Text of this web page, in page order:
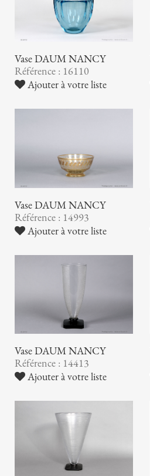
Vase DAUM NANCY
Référence : 16110
Ajouter à votre liste
Vase DAUM NANCY
Référence : 14993
Ajouter à votre liste
Vase DAUM NANCY
Référence : 14413
Ajouter à votre liste